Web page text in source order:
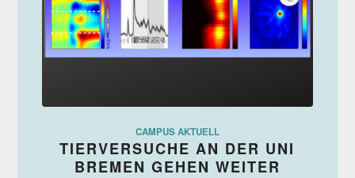
CAMPUS AKTUELL
TIERVERSUCHE AN DER UNI
BREMEN GEHEN WEITER